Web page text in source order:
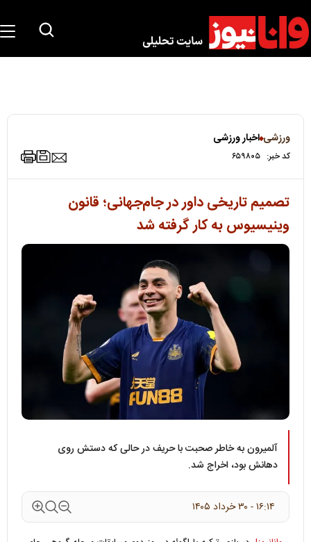
ورزشی اخبار ورزشی
کد خبر: ۶۵۹۸۰۵
تصمیم تاریخی داور در جام‌جهانی؛ قانون
وینیسیوس به کار گرفته شد
آلمیرون به خاطر صحبت با حریف در حالی که دستش روی
دهانش بود، اخراج شد.
۱۶:۱۴ - ۳۰ خرداد ۱۴۰۵